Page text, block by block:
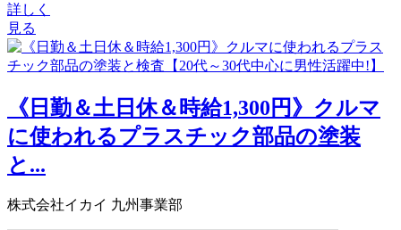
詳しく
見る
《日勤＆土日休＆時給1,300円》クルマ
に使われるプラスチック部品の塗装
と...
株式会社イカイ 九州事業部